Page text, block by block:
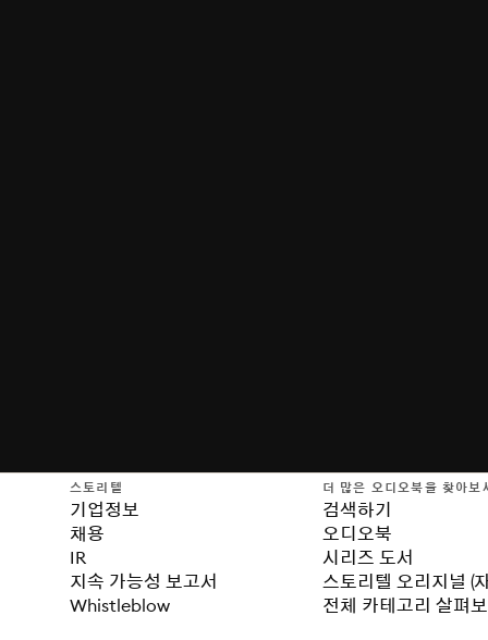
스토리텔
기업정보
채용
IR
지속 가능성 보고서
Whistleblow
더 많은 오디오북을 찾아보
검색하기
오디오북
시리즈 도서
스토리텔 오리지널 (
전체 카테고리 살펴